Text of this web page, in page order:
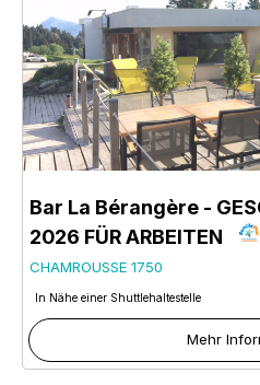
Bar La Bérangère -
2026 FÜR ARBEITEN
CHAMROUSSE 1750
In Nähe einer Shuttlehaltestelle
Mehr